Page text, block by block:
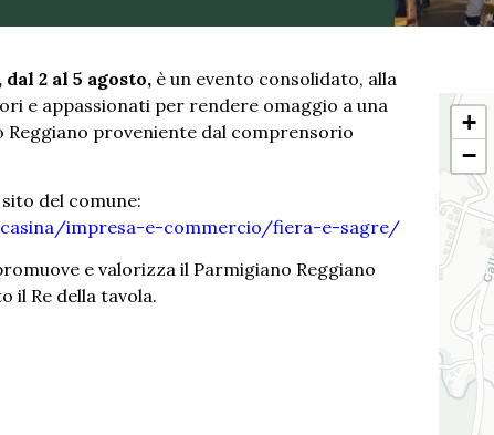
dal 2 al 5 agosto, è un evento consolidato, alla
e appassionati per rendere omaggio a una
proveniente dal comprensorio
del comune:
impresa-e-commercio/fiera-e-sagre/
e valorizza il Parmigiano Reggiano
il Re della tavola.
+
−